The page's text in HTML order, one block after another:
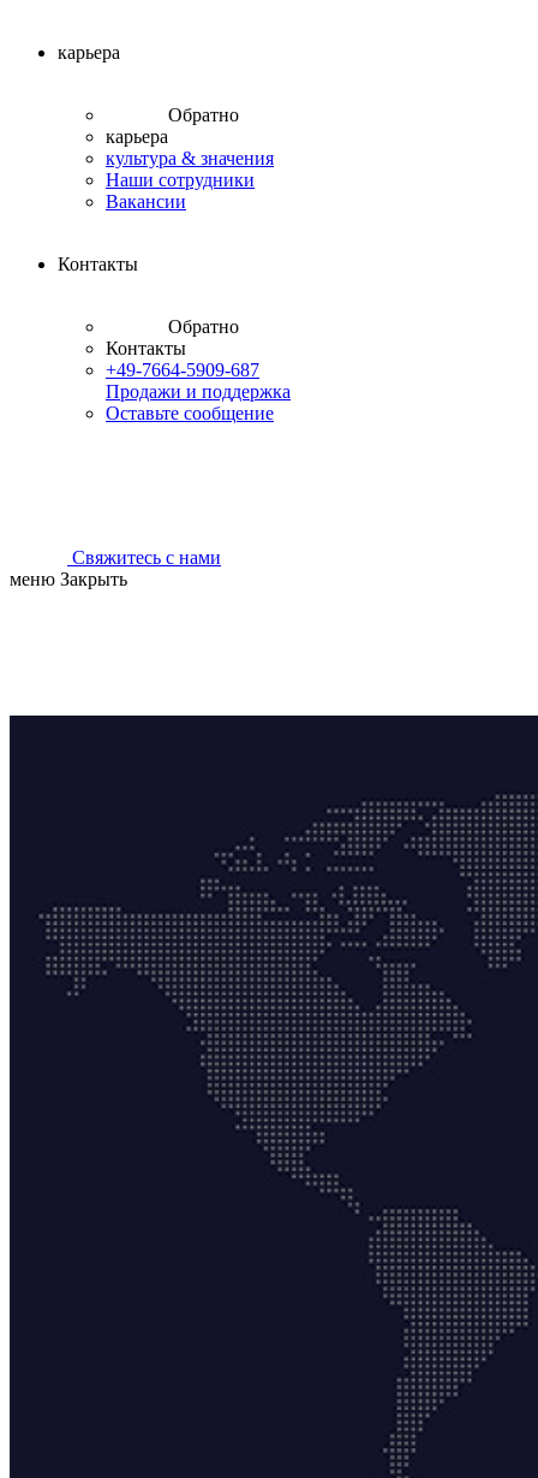
карьера
Обратно
карьера
культура & значения
Наши сотрудники
Вакансии
Контакты
Обратно
Контакты
+49-7664-5909-687
Продажи и поддержка
Оставьте сообщение
Свяжитесь с нами
меню Закрыть